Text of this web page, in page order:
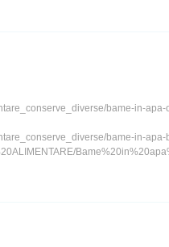
bame-in-
bame-in-apa-